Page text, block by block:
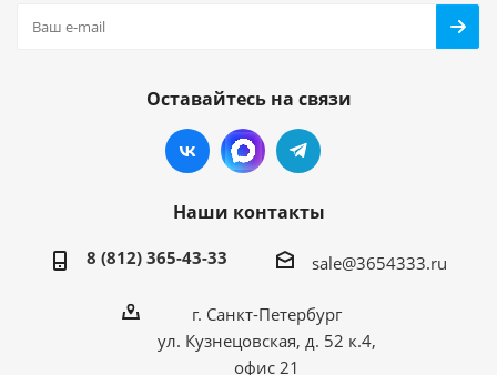
Оставайтесь на связи
Наши контакты
8 (812) 365-43-33 sale@3654333.ru
г. Санкт-Петербург
ул. Кузнецовская, д. 52 к.4,
офис 21